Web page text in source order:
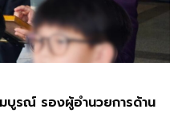
บูรณ์ รองผู้อำนวยการด้าน